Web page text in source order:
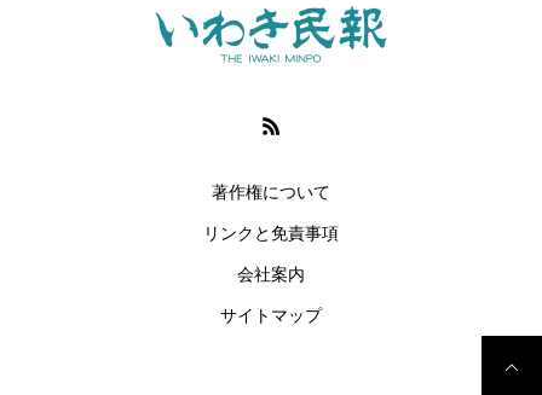
著作権について
リンクと免責事項
会社案内
サイトマップ